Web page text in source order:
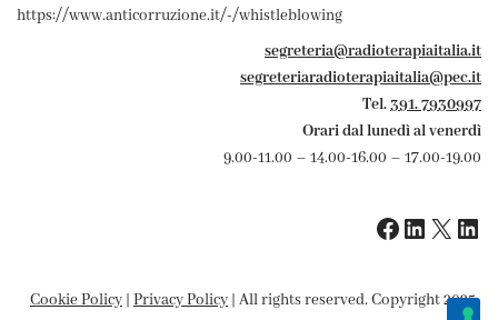
https://www.anticorruzione.it/-/whistleblowing
segreteria@radioterapiaitalia.it
segreteriaradioterapiaitalia@pec.it
Tel.391. 7930997
Orari dal lunedì al venerdì
9.00-11.00 – 14.00-16.00 – 17.00-19.00
Cookie Policy | Privacy Policy | All rights reserved. Copyright 2025-